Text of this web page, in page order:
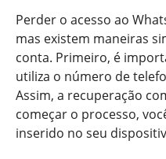
Perder o acesso ao
mas existem maneiras
conta. Primeiro, é
utiliza o número de
Assim, a recuperação
começar o processo,
inserido no seu